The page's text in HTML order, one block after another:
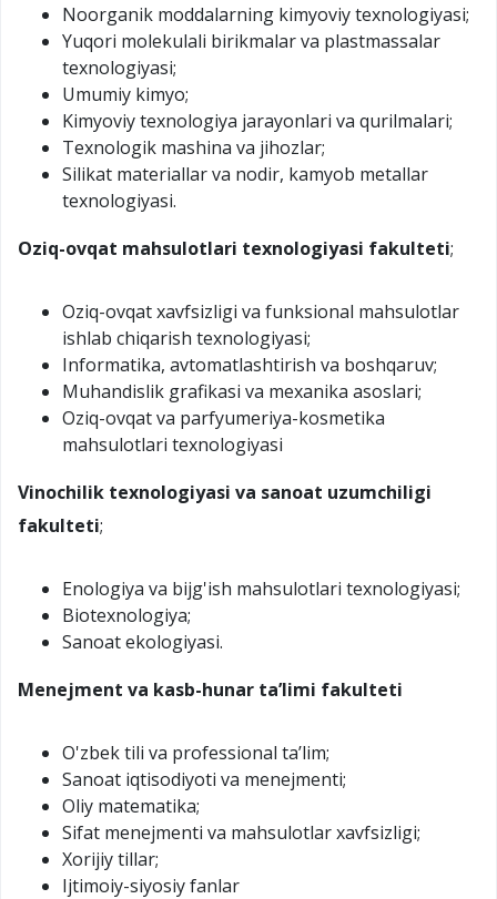
Noorganik moddalarning kimyoviy texnologiyasi;
Yuqori molekulali birikmalar va plastmassalar
texnologiyasi;
Umumiy kimyo;
Kimyoviy texnologiya jarayonlari va qurilmalari;
Texnologik mashina va jihozlar;
Silikat materiallar va nodir, kamyob metallar
texnologiyasi.
Oziq-ovqat mahsulotlari texnologiyasi fakulteti;
Oziq-ovqat xavfsizligi va funksional mahsulotlar
ishlab chiqarish texnologiyasi;
Informatika, avtomatlashtirish va boshqaruv;
Muhandislik grafikasi va mexanika asoslari;
Oziq-ovqat va parfyumeriya-kosmetika
mahsulotlari texnologiyasi
Vinochilik texnologiyasi va sanoat uzumchiligi
fakulteti;
Enologiya va bijg'ish mahsulotlari texnologiyasi;
Biotexnologiya;
Sanoat ekologiyasi.
Menejment va kasb-hunar taʼlimi fakulteti
O'zbek tili va professional ta’lim;
Sаnоаt iqtisоdiyoti vа mеnеjmеnti;
Oliy matematika;
Sifat menejmenti va mahsulotlar xavfsizligi;
Xorijiy tillar;
Ijtimoiy-siyosiy fanlar